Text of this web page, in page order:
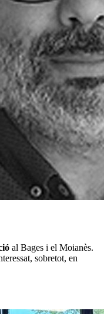
al Bages i el Moianès.
sobretot, en